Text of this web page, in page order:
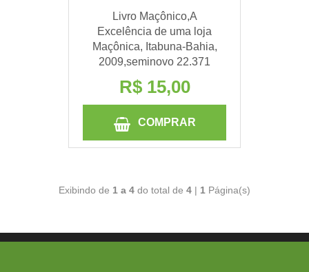
Livro Maçônico,A
Excelência de uma loja
Maçônica, Itabuna-Bahia,
2009,seminovo 22.371
R$ 15,00
COMPRAR
Exibindo de 1 a 4 do total de 4 | 1 Página(s)